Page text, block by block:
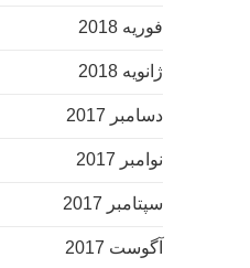
فوریه 2018
ژانویه 2018
دسامبر 2017
نوامبر 2017
سپتامبر 2017
آگوست 2017